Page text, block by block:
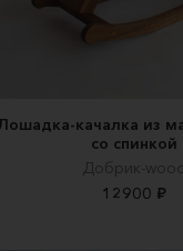
качалка из
со спинкой
Добрик-
12900 ₽